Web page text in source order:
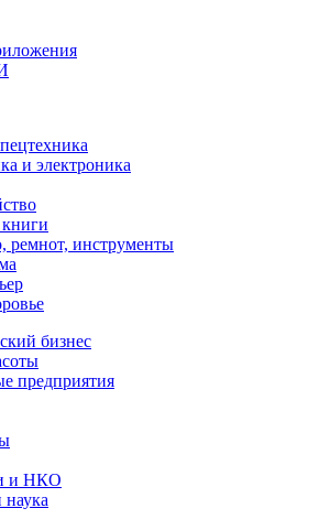
и электроника
ремнот, инструменты
бизнес
предприятия
и НКО